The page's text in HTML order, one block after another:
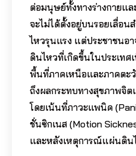
ต่อมนุษย์ทั้งทางร่างกายแล
จะไม่ได้ตั้งอยู่บนรอยเลื่อ
ไหวรุนแรง แต่ประชาชนอ
ดินไหวที่เกิดขึ้นในประเทศ
พื้นที่ภาคเหนือและภาคตะ
ถึงผลกระทบทางสุขภาพจิต
โดยเน้นที่ภาวะแพนิค
ชั่นซิกเนส (Motion
และหลังเหตุการณ์แผ่นดิน